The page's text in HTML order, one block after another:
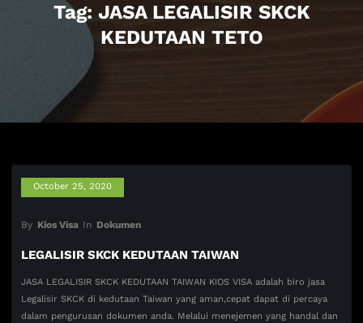
Tag: JASA LEGALISIR SKCK
KEDUTAAN TETO
October 25, 2020
By Kios Visa In Dokumen
LEGALISIR SKCK KEDUTAAN TAIWAN
JASA LEGALISIR SKCK KEDUTAAN TAIWAN KIOS VISA adalah biro jasa
Legalisir SKCK di kedutaan Taiwan yang aman,cepat dapat di percaya
dalam pengurusan dokumen anda. Melalui menejemen yang handal dan